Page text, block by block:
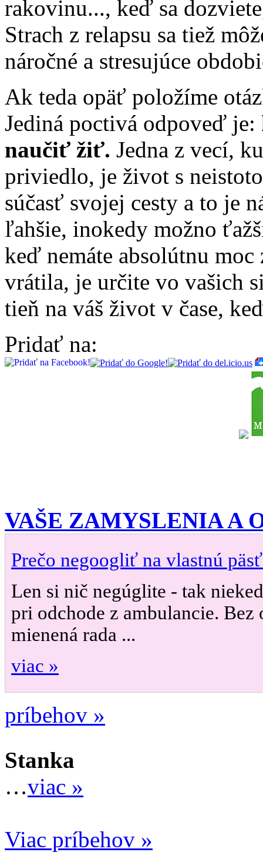
rakovinu..., keď sa
Strach z relapsu sa tiež
náročné a stresujúce
Ak teda opäť položíme
Jediná poctivá odpoveď je:
naučiť žiť. Jedna z vecí,
priviedlo, je život s
súčasť svojej cesty a to je
ľahšie, inokedy možno
keď nemáte absolútnu
vrátila, je určite vo vašich
tieň na váš život v čase,
Pridať na:
VAŠE ZAMYSLENIA A
Prečo negoogliť na vlastnú
Len si nič negúglite - tak
pri odchode z ambulancie.
mienená rada ...
viac »
príbehov »
Stanka
…viac »
Viac príbehov »